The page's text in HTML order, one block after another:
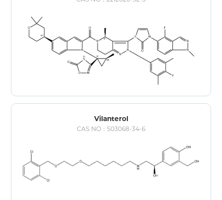
Vilanterol
CAS NO：503068-34-6